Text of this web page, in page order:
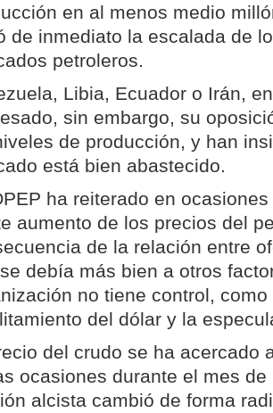
en al menos medio
de inmediato la escalada de
petroleros.
Libia, Ecuador o Irán,
sin embargo, su
de producción, y han
está bien abastecido.
ha reiterado en
aumento de los precios del
de la relación entre
debía más bien a otros
no tiene control,
del dólar y la
del crudo se ha acercado
ocasiones durante el mes
alcista cambió de forma